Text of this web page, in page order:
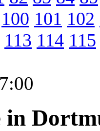
100 101 102
113 114 115
in